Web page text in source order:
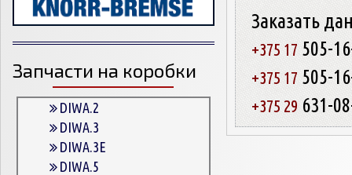
Запчасти на коробки
DIWA.2
DIWA.3
DIWA.3E
DIWA.5
Заказать
+375 17 505-
+375 17 505-
+375 29 631-